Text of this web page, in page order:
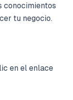
conocimientos
tu negocio.
en el enlace